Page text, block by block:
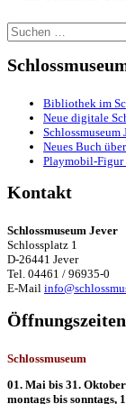
Suchen
nach:
Bibliothek im
Neue digitale
Schlossmuseum
Neues Buch
Playmobil-Figur
Kontakt
Schlossmuseum Jever
Schlossplatz 1
D-26441 Jever
Tel. 04461 / 96935-0
E-Mail
Schlossmuseum
01. Mai bis 31. Oktober
montags bis sonntags,